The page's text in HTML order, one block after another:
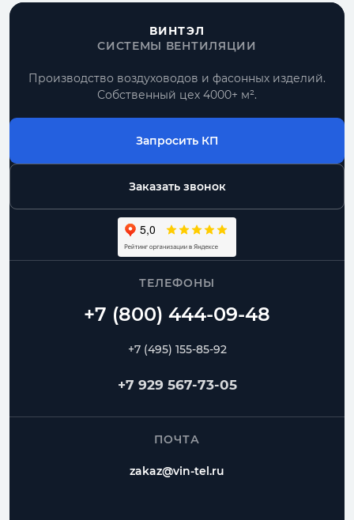
ВИНТЭЛ
СИСТЕМЫ ВЕНТИЛЯЦИИ
Производство воздуховодов и фасонных изделий.
Собственный цех 4000+ м².
Запросить КП
Заказать звонок
ТЕЛЕФОНЫ
+7 (495) 155-85-92
+7 929 567-73-05
ПОЧТА
zakaz@vin-tel.ru